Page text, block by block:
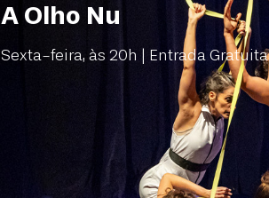
A Olho Nu
Sexta-feira, às 20h | Entrada Gratuita